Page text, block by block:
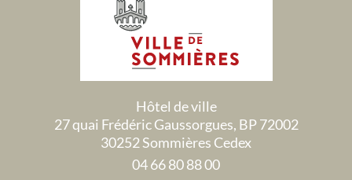
Hôtel de ville
27 quai Frédéric Gaussorgues, BP 72002
30252 Sommières Cedex
04 66 80 88 00